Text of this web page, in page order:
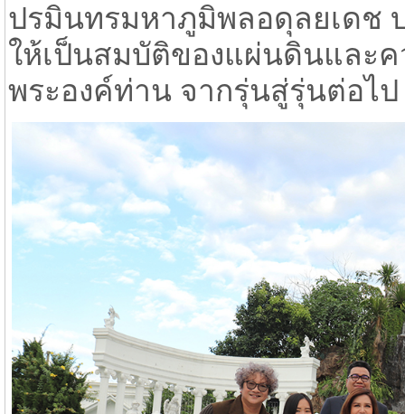
ปรมินทรมหาภูมิพลอดุลยเดช
ให้เป็นสมบัติของแผ่นดินและค
พระองค์ท่าน จากรุ่นสู่รุ่นต่อไ